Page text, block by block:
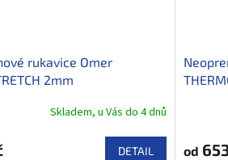
rukavice Omer
2mm
Skladem, u Vás do 4 dnů
DETAIL od